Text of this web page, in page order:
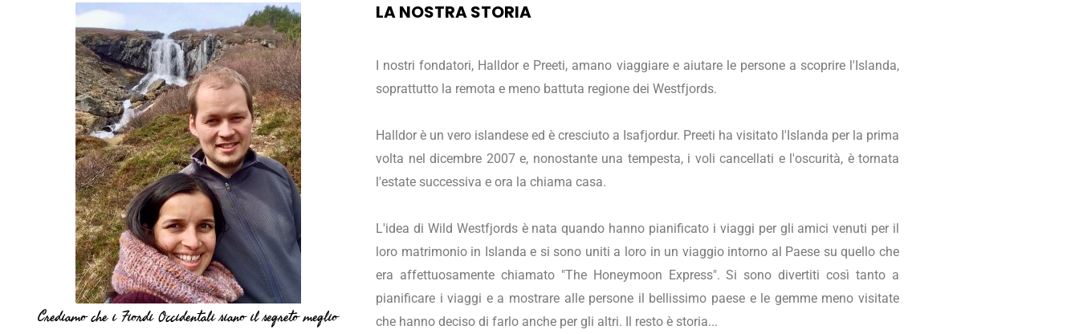
Crediamo che i Fiordi Occidentali siano il segreto meglio
LA NOSTRA STORIA
I nostri fondatori, Halldor e Preeti, amano viaggiare e aiutare le persone a scoprire l'Islanda,
soprattutto la remota e meno battuta regione dei Westfjords.
Halldor è un vero islandese ed è cresciuto a Isafjordur. Preeti ha visitato l'Islanda per la prima
volta nel dicembre 2007 e, nonostante una tempesta, i voli cancellati e l'oscurità, è tornata
l'estate successiva e ora la chiama casa.
L'idea di Wild Westfjords è nata quando hanno pianificato i viaggi per gli amici venuti per il
loro matrimonio in Islanda e si sono uniti a loro in un viaggio intorno al Paese su quello che
era affettuosamente chiamato "The Honeymoon Express". Si sono divertiti così tanto a
pianificare i viaggi e a mostrare alle persone il bellissimo paese e le gemme meno visitate
che hanno deciso di farlo anche per gli altri. Il resto è storia...